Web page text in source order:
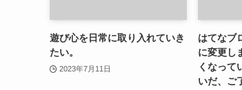
遊び心を日常に取り入れていき
たい。
2023年7月11日
はてなブ
に変更し
くなって
いだ、ご